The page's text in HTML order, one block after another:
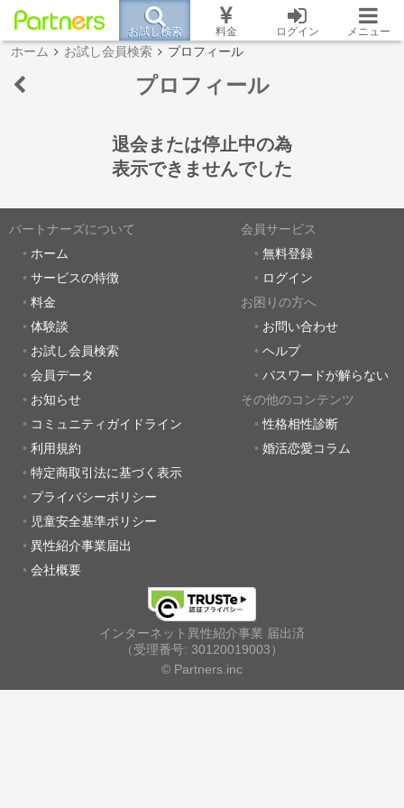
お試し検索 料金 ログイン メニュー
ホーム お試し会員検索 プロフィール
プロフィール
退会または停止中の為
表示できませんでした
パートナーズについて
ホーム
サービスの特徴
料金
体験談
お試し会員検索
会員データ
お知らせ
コミュニティガイドライン
利用規約
特定商取引法に基づく表示
プライバシーポリシー
児童安全基準ポリシー
異性紹介事業届出
会社概要
会員サービス
無料登録
ログイン
お困りの方へ
お問い合わせ
ヘルプ
パスワードが解らない
その他のコンテンツ
性格相性診断
婚活恋愛コラム
インターネット異性紹介事業 届出済
（受理番号: 30120019003）
© Partners.inc